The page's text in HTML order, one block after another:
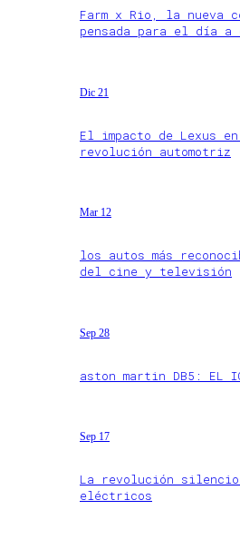
Farm x Rio, la nueva
pensada para el día a
Dic 21
El impacto de Lexus
revolución automotriz
Mar 12
los autos más
del cine y televisión
Sep 28
aston martin DB5: EL
Sep 17
La revolución
eléctricos